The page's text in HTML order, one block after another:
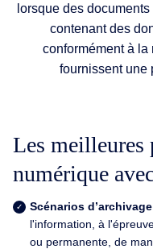
lorsque des
contenant des
conformément à
fournissent une
Les meilleures
numérique
Scénarios
l'information, à
ou permanente, de